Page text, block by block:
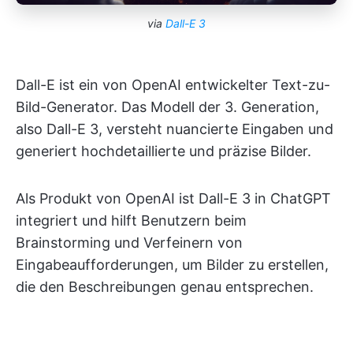
via Dall-E 3
Dall-E ist ein von OpenAI entwickelter Text-zu-
Bild-Generator. Das Modell der 3. Generation,
also Dall-E 3, versteht nuancierte Eingaben und
generiert hochdetaillierte und präzise Bilder.
Als Produkt von OpenAI ist Dall-E 3 in ChatGPT
integriert und hilft Benutzern beim
Brainstorming und Verfeinern von
Eingabeaufforderungen, um Bilder zu erstellen,
die den Beschreibungen genau entsprechen.